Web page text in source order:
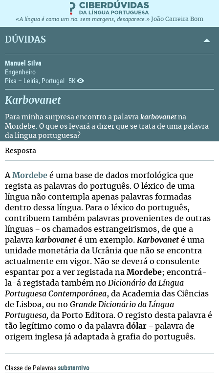
«A língua é como um rio: sem margens, desaparece.» João Carreira Bom
DÚVIDAS
Manuel Silva
Engenheiro
Pixa – Leiria, Portugal
5K
Karbovanet
Para minha surpresa encontro a palavra karbovanet na
Mordebe. O que os levará a dizer que se trata de uma palavra
da língua portuguesa?
Resposta
A Mordebe é uma base de dados morfológica que
regista as palavras do português. O léxico de uma
língua não contempla apenas palavras formadas
dentro dessa língua. Para o léxico do português,
contribuem também palavras provenientes de outras
línguas − os chamados estrangeirismos, de que a
palavra karbovanet é um exemplo. Karbovanet é uma
unidade monetária da Ucrânia que não se encontra
actualmente em vigor. Não se deverá o consulente
espantar por a ver registada na Mordebe; encontrá-
la-á registada também no Dicionário da Língua
Portuguesa Contemporânea, da Academia das Ciências
de Lisboa, ou no Grande Dicionário da Língua
Portuguesa, da Porto Editora. O registo desta palavra é
tão legítimo como o da palavra dólar − palavra de
origem inglesa já adaptada à grafia do português.
Classe de Palavrassubstantivo